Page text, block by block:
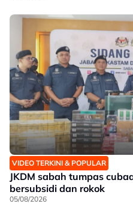
VIDEO TERKINI & POPULAR
JKDM sabah tumpas
bersubsidi dan rokok
05/08/2026